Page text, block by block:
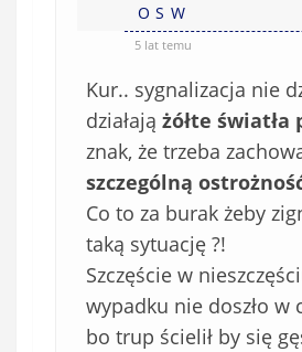
O S W
5 lat temu
Kur.. sygnalizacja nie
działają żółte światła
znak, że trzeba
szczególną
Co to za burak żeby
taką sytuację ?!
Szczęście w
wypadku nie doszło w
bo trup ścielił by się